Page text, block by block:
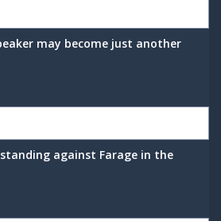
may become just another
against Farage in the